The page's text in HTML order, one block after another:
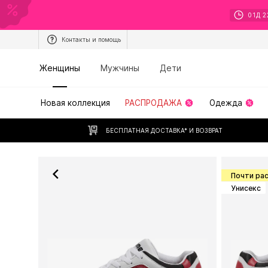
01 Д
Контакты и помощь
Женщины Мужчины Дети
Новая коллекция РАСПРОДАЖА Одежда
БЕСПЛАТНАЯ ДОСТАВКА* И ВОЗВРАТ
Почти
Унисекс